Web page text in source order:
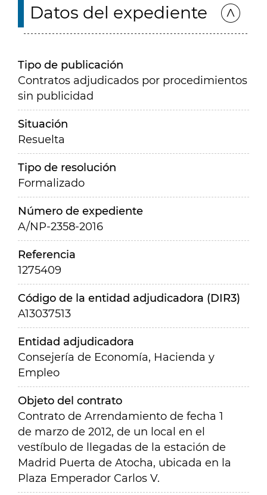
Datos del expediente
Tipo de publicación
Contratos adjudicados por procedimientos
sin publicidad
Situación
Resuelta
Tipo de resolución
Formalizado
Número de expediente
A/NP-2358-2016
Referencia
1275409
Código de la entidad adjudicadora (DIR3)
A13037513
Entidad adjudicadora
Consejería de Economía, Hacienda y
Empleo
Objeto del contrato
Contrato de Arrendamiento de fecha 1
de marzo de 2012, de un local en el
vestíbulo de llegadas de la estación de
Madrid Puerta de Atocha, ubicada en la
Plaza Emperador Carlos V.